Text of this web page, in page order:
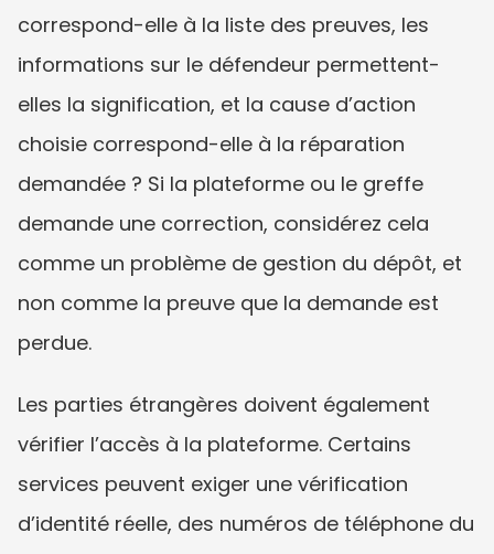
correspond-elle à la liste des preuves, les
informations sur le défendeur permettent-
elles la signification, et la cause d’action
choisie correspond-elle à la réparation
demandée ? Si la plateforme ou le greffe
demande une correction, considérez cela
comme un problème de gestion du dépôt, et
non comme la preuve que la demande est
perdue.
Les parties étrangères doivent également
vérifier l’accès à la plateforme. Certains
services peuvent exiger une vérification
d’identité réelle, des numéros de téléphone du